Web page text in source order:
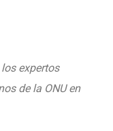
expertos
de la ONU en